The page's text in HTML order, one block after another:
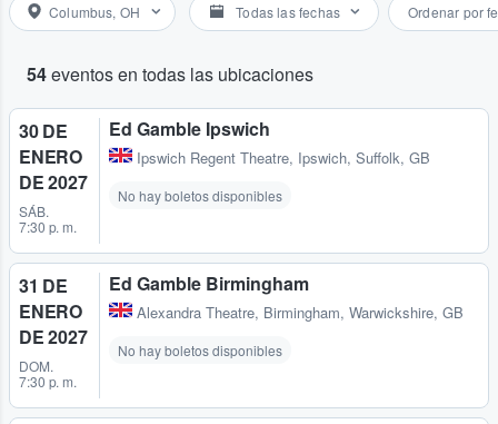
Columbus, OH Todas las fechas Ordenar por
54eventos en todas las ubicaciones
30 DE
ENERO
DE 2027
SÁB.
7:30 p. m.
Ed Gamble Ipswich
Ipswich Regent Theatre, Ipswich, Suffolk, GB
No hay boletos disponibles
31 DE
ENERO
DE 2027
DOM.
7:30 p. m.
Ed Gamble Birmingham
Alexandra Theatre, Birmingham, Warwickshire, GB
No hay boletos disponibles